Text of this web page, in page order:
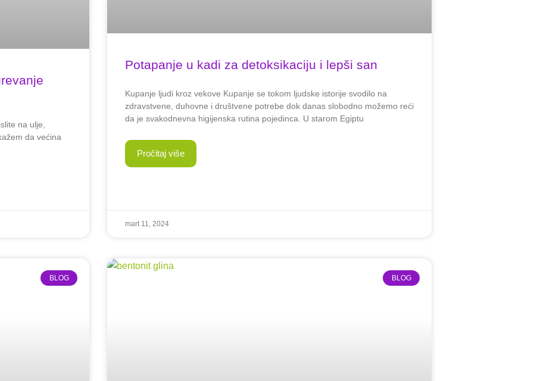
na ulje,
da većina
Potapanje u kadi za detoksikaciju i lepši san
Kupanje ljudi kroz vekove Kupanje se tokom ljudske istorije svodilo na
zdravstvene, duhovne i društvene potrebe dok danas slobodno možemo reći
da je svakodnevna higijenska rutina pojedinca. U starom Egiptu
Pročitaj više
mart 11, 2024
BLOG BLOG